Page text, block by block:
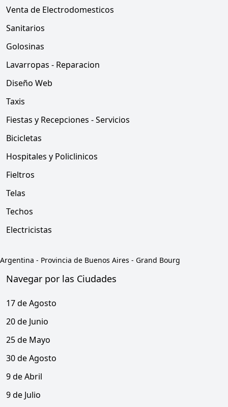
Venta de Electrodomesticos
Sanitarios
Golosinas
Lavarropas - Reparacion
Diseño Web
Taxis
Fiestas y Recepciones - Servicios
Bicicletas
Hospitales y Policlinicos
Fieltros
Telas
Techos
Electricistas
Argentina - Provincia de Buenos Aires - Grand Bourg
Navegar por las Ciudades
17 de Agosto
20 de Junio
25 de Mayo
30 de Agosto
9 de Abril
9 de Julio